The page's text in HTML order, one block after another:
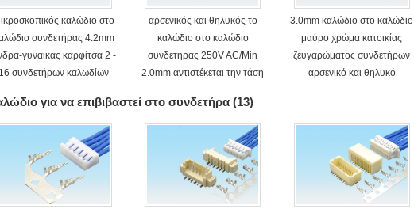
καλώδιο στο
συνδετήρας 4.2mm
γυναίκας καρφίτσα 2 -
συνδετήρων καλωδίων
αρσενικός και θηλυκός το
καλώδιο στο καλώδιο
συνδετήρας 250V AC/Min
2.0mm αντιστέκεται την τάση
3.0mm καλώδιο στο καλώδιο
μαύρο χρώμα κατοικίας
ζευγαρώματος συνδετήρων
αρσενικό και θηλυκό
για να επιβιβαστεί στο συνδετήρα (13)